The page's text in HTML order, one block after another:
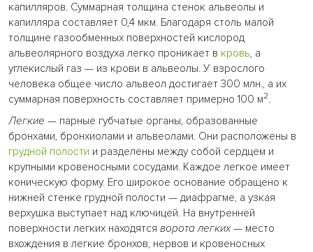
капилляров. Суммарная толщина стенок альвеолы и
капилляра составляет 0,4 мкм. Благодаря столь малой
толщине газообменных поверхностей кислород
альвеолярного воздуха легко проникает в кровь, а
углекислый газ — из крови в альвеолы. У взрослого
человека общее число альвеол достигает 300 млн., а их
суммарная поверхность составляет примерно 100 м2.
Легкие — парные губчатые органы, образованные
бронхами, бронхиолами и альвеолами. Они расположены в
грудной полости и разделены между собой сердцем и
крупными кровеносными сосудами. Каждое легкое имеет
коническую форму. Его широкое основание обращено к
нижней стенке грудной полости — диафрагме, а узкая
верхушка выступает над ключицей. На внутренней
поверхности легких находятся ворота легких— место
вхождения в легкие бронхов, нервов и кровеносных